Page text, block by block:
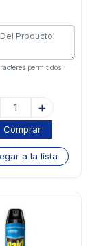
permitidos:
Comprar
a la lista